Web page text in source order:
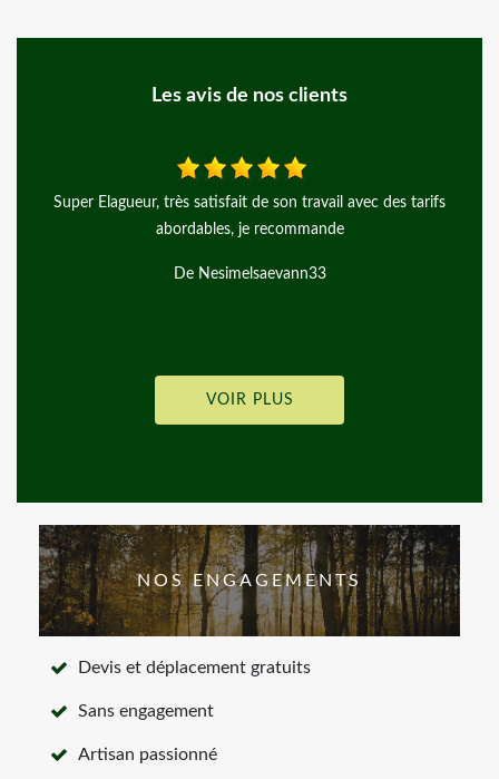
Les avis de nos clients
Ponctuel,efficace,taille parfaite et professionnelle.l’équipe
son métier et le jardin est impeccable après leur
VOIR PLUS
NOS ENGAGEMENTS
Devis et déplacement gratuits
Sans engagement
Artisan passionné